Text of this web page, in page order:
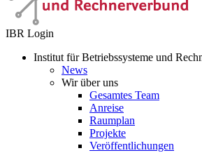
IBR Login
Institut für Betriebssysteme und
News
Wir über uns
Gesamtes Team
Anreise
Raumplan
Projekte
Veröffentlichungen